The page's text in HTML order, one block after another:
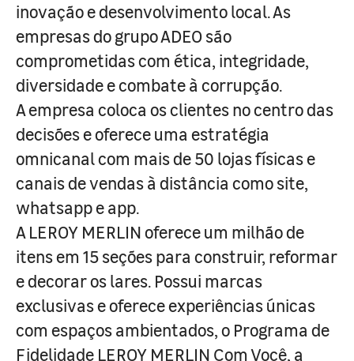
inovação e desenvolvimento local. As
empresas do grupo ADEO são
comprometidas com ética, integridade,
diversidade e combate à corrupção.
A empresa coloca os clientes no centro das
decisões e oferece uma estratégia
omnicanal com mais de 50 lojas físicas e
canais de vendas à distância como site,
whatsapp e app.
A LEROY MERLIN oferece um milhão de
itens em 15 seções para construir, reformar
e decorar os lares. Possui marcas
exclusivas e oferece experiências únicas
com espaços ambientados, o Programa de
Fidelidade LEROY MERLIN Com Você, a